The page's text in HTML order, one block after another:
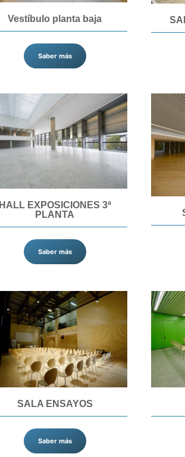
Vestíbulo planta baja
Saber más
HALL EXPOSICIONES 3ª
PLANTA
Saber más
SALA ENSAYOS
Saber más